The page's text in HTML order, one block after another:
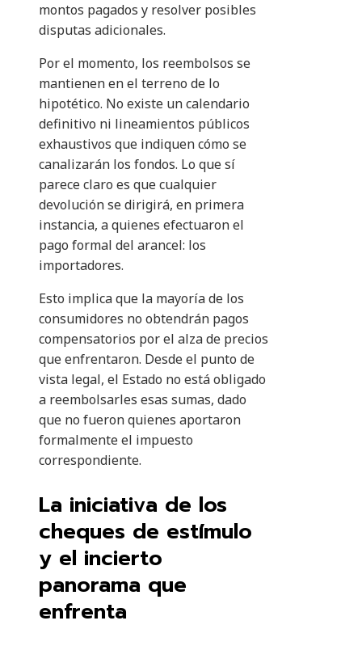
montos pagados y resolver posibles
disputas adicionales.
Por el momento, los reembolsos se
mantienen en el terreno de lo
hipotético. No existe un calendario
definitivo ni lineamientos públicos
exhaustivos que indiquen cómo se
canalizarán los fondos. Lo que sí
parece claro es que cualquier
devolución se dirigirá, en primera
instancia, a quienes efectuaron el
pago formal del arancel: los
importadores.
Esto implica que la mayoría de los
consumidores no obtendrán pagos
compensatorios por el alza de precios
que enfrentaron. Desde el punto de
vista legal, el Estado no está obligado
a reembolsarles esas sumas, dado
que no fueron quienes aportaron
formalmente el impuesto
correspondiente.
La iniciativa de los
cheques de estímulo
y el incierto
panorama que
enfrenta